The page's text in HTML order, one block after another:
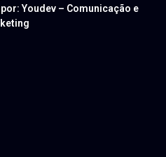
Youdev – Comunicação e